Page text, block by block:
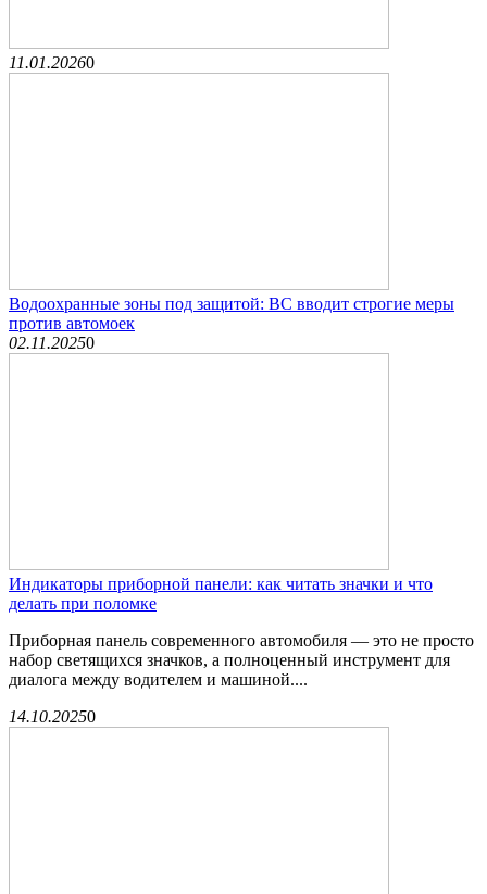
11.01.20260
Водоохранные зоны под защитой: ВС вводит строгие меры
против автомоек
02.11.20250
Индикаторы приборной панели: как читать значки и что
делать при поломке
Приборная панель современного автомобиля — это не просто
набор светящихся значков, а полноценный инструмент для
диалога между водителем и машиной....
14.10.20250